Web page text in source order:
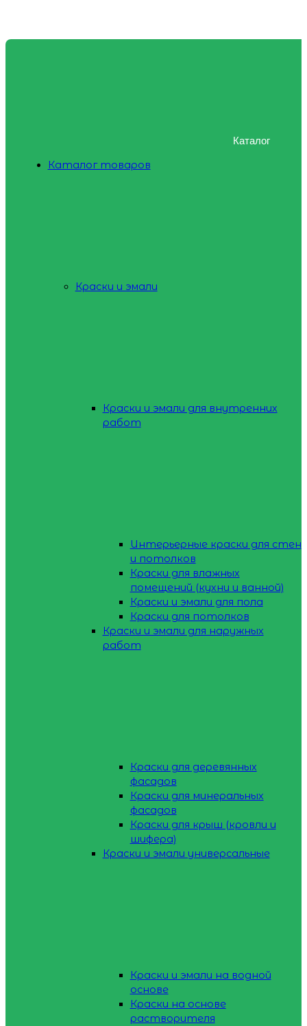
Каталог
Каталог товаров
Краски и эмали
Краски и эмали для внутренних
работ
Интерьерные краски для стен
и потолков
Краски для влажных
помещений (кухни и ванной)
Краски и эмали для пола
Краски для потолков
Краски и эмали для наружных
работ
Краски для деревянных
фасадов
Краски для минеральных
фасадов
Краски для крыш (кровли и
шифера)
Краски и эмали универсальные
Краски и эмали на водной
основе
Краски на основе
растворителя